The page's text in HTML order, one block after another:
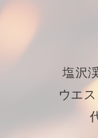
塩沢
ウエ